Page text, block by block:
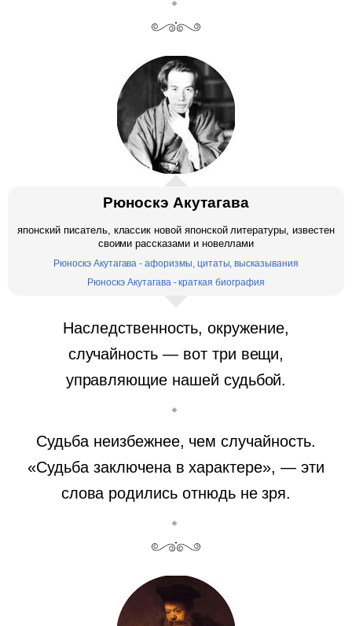
Рюноскэ Акутагава
японский писатель, классик новой японской литературы, известен
своими рассказами и новеллами
Рюноскэ Акутагава - афоризмы, цитаты, высказывания
Рюноскэ Акутагава - краткая биография
Наследственность, окружение,
случайность — вот три вещи,
управляющие нашей судьбой.
Судьба неизбежнее, чем случайность.
«Судьба заключена в характере», — эти
слова родились отнюдь не зря.